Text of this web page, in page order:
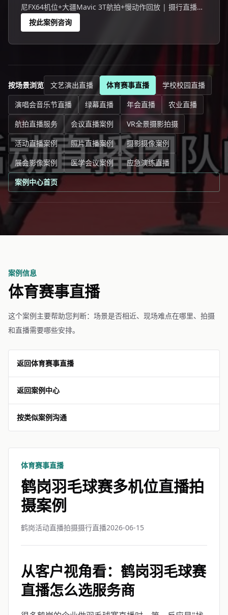
尼FX64机位+大疆Mavic 3T航拍+慢动作回放 | 摄行直播鹤
岗团队 鹤岗一场100人参与的羽毛球赛活动，线上27406人
观看。
按此案例咨询
按场景浏览 文艺演出直播 体育赛事直播
学校校园直播
演唱会音乐节直播
绿幕直播 年会直播
农业直播
航拍直播服务
会议直播案例
VR全景摄影拍摄
活动直播案例
照片直播案例
摄影摄像案例
展会影像案例
医学会议案例
应急演练直播
案例中心首页
案例信息
体育赛事直播
这个案例主要帮助您判断：场景是否相近、现场难点在哪里、拍摄
和直播需要哪些安排。
返回体育赛事直播
返回案例中心
按类似案例沟通
体育赛事直播
鹤岗羽毛球赛多机位直播拍
摄案例
鹤岗活动直播拍摄摄行直播2026-06-15
从客户视角看：鹤岗羽毛球赛
直播怎么选服务商